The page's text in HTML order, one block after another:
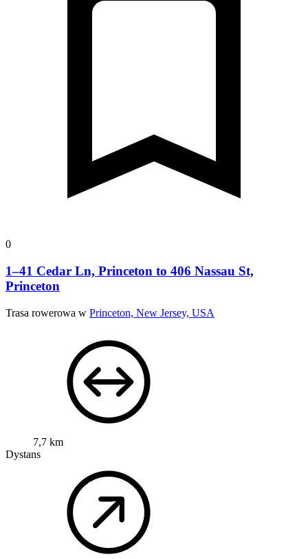
0
1–41 Cedar Ln, Princeton to 406 Nassau St,
Princeton
Trasa rowerowa w Princeton, New Jersey, USA
7,7 km
Dystans